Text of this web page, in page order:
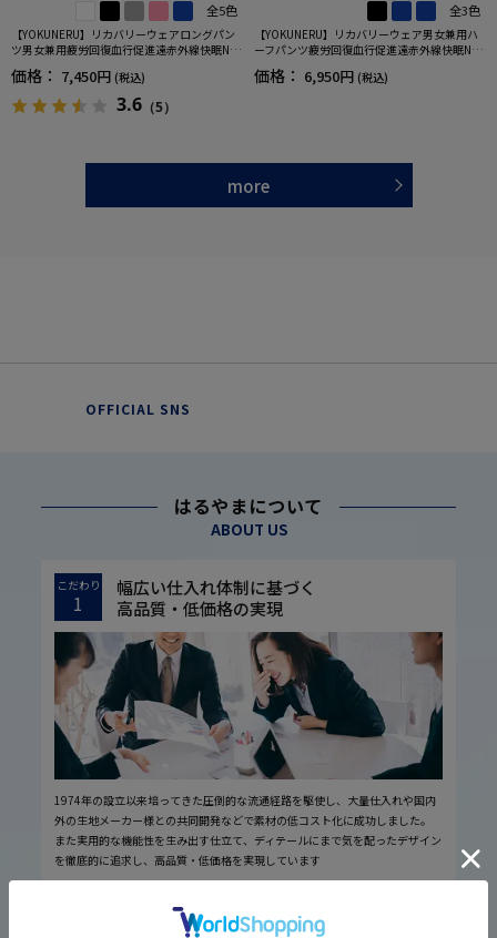
全5色
【YOKUNERU】リカバリーウェアロングパン
ツ男女兼用疲労回復血行促進遠赤外線快眠NA
NOMIX(R)【一般医療機器】SS～LLサイズ
価格： 7,450円 (税込)
3.6 （5）
全3色
【YOKUNERU】リカバリーウェア男女兼用ハ
ーフパンツ疲労回復血行促進遠赤外線快眠NA
NOMIX(R)【一般医療機器】SS～LLサイズ
価格： 6,950円 (税込)
more
OFFICIAL SNS
はるやまについて
ABOUT US
こだわり
1
幅広い仕入れ体制に基づく
高品質・低価格の実現
1974年の設立以来培ってきた圧倒的な流通経路を駆使し、大量仕入れや国内
外の生地メーカー様との共同開発などで素材の低コスト化に成功しました。
また実用的な機能性を生み出す仕立て、ディテールにまで気を配ったデザイン
を徹底的に追求し、高品質・低価格を実現しています
厳しい品質管理体制に基づく